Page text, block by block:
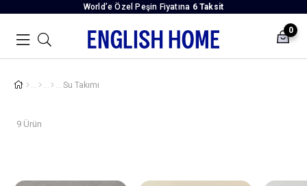
World’e Özel Peşin Fiyatına 6 Taksit
0
Su Takımı
9 Ürün